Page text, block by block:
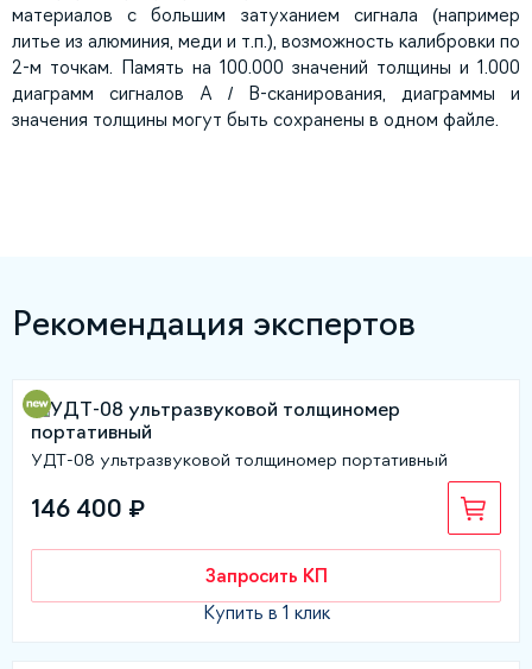
материалов с большим затуханием сигнала (например
литье из алюминия, меди и т.п.), возможность калибровки по
2-м точкам. Память на 100.000 значений толщины и 1.000
диаграмм сигналов A / B-сканирования, диаграммы и
значения толщины могут быть сохранены в одном файле.
Рекомендация экспертов
УДТ-08 ультразвуковой толщиномер портативный
146 400 ₽
Запросить КП
Купить в 1 клик